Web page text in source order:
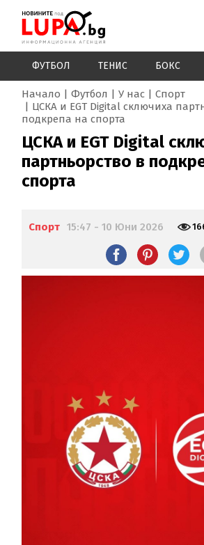
ФУТБОЛ ТЕНИС БОКС
Начало Футбол У нас
Спорт
ЦСКА и EGT Digital сключиха
подкрепа на спорта
ЦСКА и EGT Digital
партньорство в
спорта
Спорт 15:47 - 10 Юни 2026